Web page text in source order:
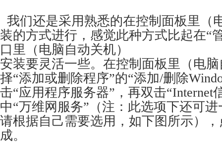
我们还是采用熟悉的在控制面板里（
装的方式进行，感觉此种方式比起在“
口里（电脑自动关机）
安装要灵活一些。在控制面板里（电
择“添加或删除程序”的“添加/删除
击“应用程序服务器”，再双击“Internet
中“万维网服务”（注：此选项下还可
请根据自己需要选用，如下图所示）
成。